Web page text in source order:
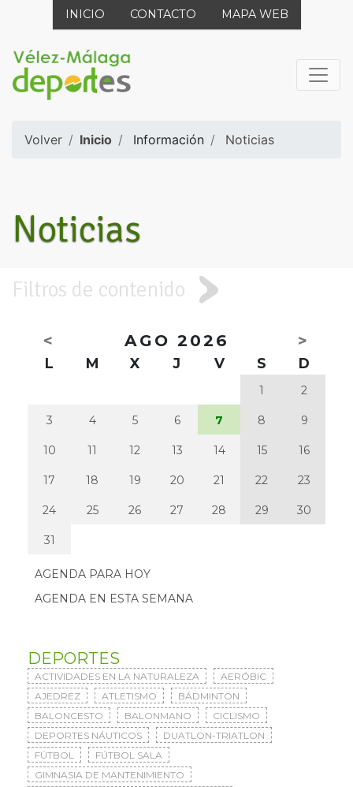
INICIO CONTACTO MAPA WEB
Volver Inicio Información Noticias
Noticias
Filtros de contenido
< AGO 2026 >
L M X J V S D
1 2
3 4 5 6 7 8 9
10 11 12 13 14 15 16
17 18 19 20 21 22 23
24 25 26 27 28 29 30
31
AGENDA PARA HOY
AGENDA EN ESTA SEMANA
DEPORTES
ACTIVIDADES EN LA NATURALEZA
AERÓBIC
AJEDREZ
ATLETISMO
BÁDMINTON
BALONCESTO
BALONMANO
CICLISMO
DEPORTES NÁUTICOS
DUATLON-TRIATLON
FÚTBOL
FÚTBOL SALA
GIMNASIA DE MANTENIMIENTO